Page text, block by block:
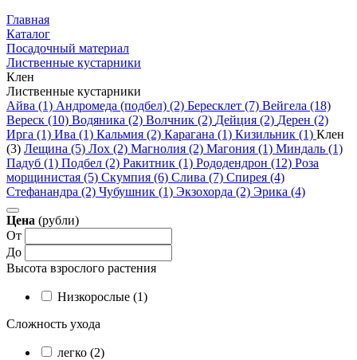
Главная
Каталог
Посадочный материал
Лиственные кустарники
Клен
Лиственные кустарники
Айва (1) Андромеда (подбел) (2) Бересклет (7) Вейгела (18)
Вереск (10) Водяника (2) Волчник (2) Дейция (2) Дерен (2)
Ирга (1) Ива (1) Кальмия (2) Карагана (1) Кизильник (1) Клен
(3) Лещина (5) Лох (2) Магнолия (2) Магония (1) Миндаль (1)
Падуб (1) Подбел (2) Ракитник (1) Рододендрон (12) Роза
морщинистая (5) Скумпия (6) Слива (7) Спирея (4)
Стефанандра (2) Чубушник (1) Экзохорда (2) Эрика (4)
Цена (рубли)
От
До
Высота взрослого растения
Низкорослые (1)
Сложность ухода
легко (2)